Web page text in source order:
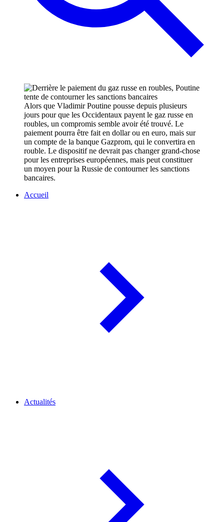
Alors que Vladimir Poutine pousse depuis plusieurs
jours pour que les Occidentaux payent le gaz russe en
roubles, un compromis semble avoir été trouvé. Le
paiement pourra être fait en dollar ou en euro, mais sur
un compte de la banque Gazprom, qui le convertira en
rouble. Le dispositif ne devrait pas changer grand-chose
pour les entreprises européennes, mais peut constituer
un moyen pour la Russie de contourner les sanctions
bancaires.
Accueil
Actualités